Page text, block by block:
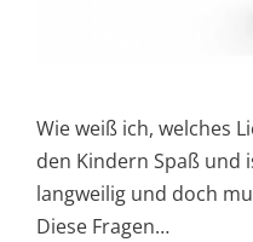
Wie weiß ich, welches
den Kindern Spaß
langweilig und doch
Diese Fragen…